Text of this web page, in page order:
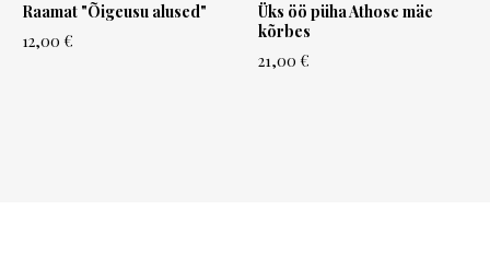
Raamat "Õigeusu alused"
12,00 €
Üks öö püha Athose mäe
kõrbes
21,00 €